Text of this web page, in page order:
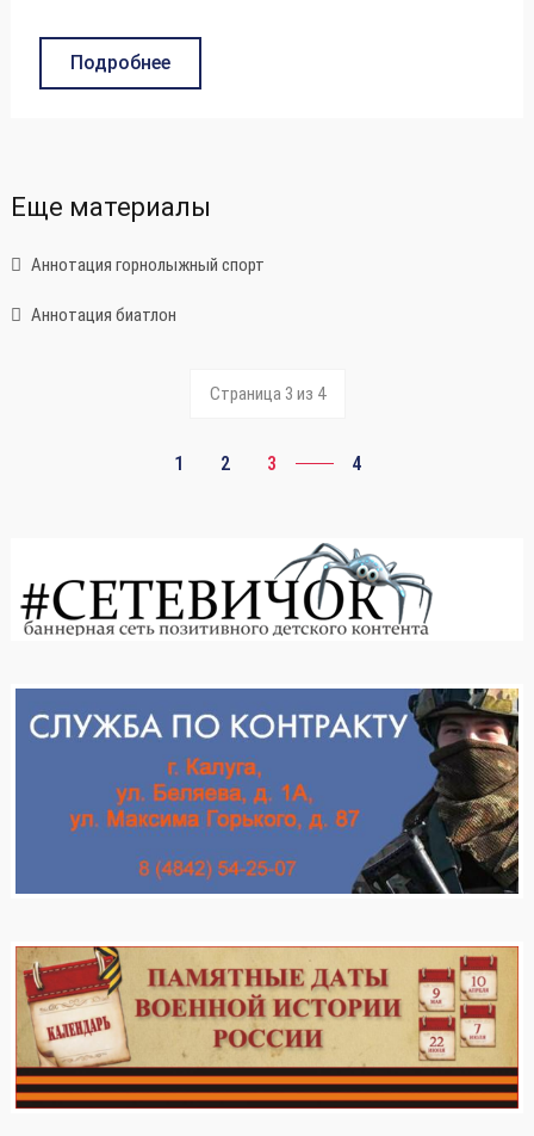
Подробнее
Еще материалы
Аннотация горнолыжный спорт
Аннотация биатлон
Страница 3 из 4
1 2 3 4